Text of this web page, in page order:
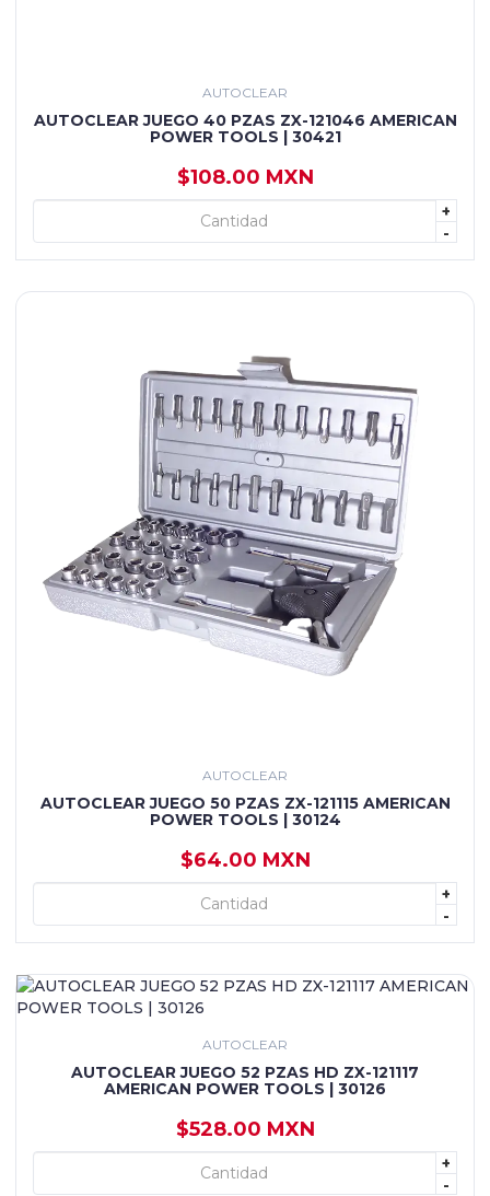
AUTOCLEAR
AUTOCLEAR JUEGO 40 PZAS ZX-121046 AMERICAN
POWER TOOLS | 30421
$108.00 MXN
+
-
+ AGREGAR
AUTOCLEAR
AUTOCLEAR JUEGO 50 PZAS ZX-121115 AMERICAN
POWER TOOLS | 30124
$64.00 MXN
+
-
+ AGREGAR
AUTOCLEAR
AUTOCLEAR JUEGO 52 PZAS HD ZX-121117
AMERICAN POWER TOOLS | 30126
$528.00 MXN
+
-
+ AGREGAR